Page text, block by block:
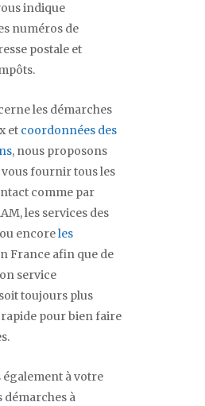
indique
numéros de
postale et
les démarches
et coordonnées des
, nous proposons
fournir tous les
comme par
les services des
encoreles
France afin que de
service
toujours plus
pour bien faire
également à votre
démarches à